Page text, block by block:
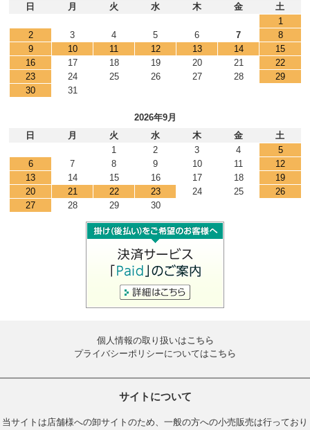
日
月 火 水 木 金
土
1
2
3 4 5 6 7
8
9
10 11 12 13 14
15
16
17 18 19 20 21
22
23
24 25 26 27 28
29
30
31
2026年9月
日
月 火 水 木 金
土
1
2 3 4
5
6
7 8 9 10 11
12
13
14 15 16 17 18
19
20
21 22 23 24 25
26
27
28 29 30
個人情報の取り扱いはこちら
プライバシーポリシーについてはこちら
サイトについて
当サイトは店舗様への卸サイトのため、一般の方への小売販売は行っており